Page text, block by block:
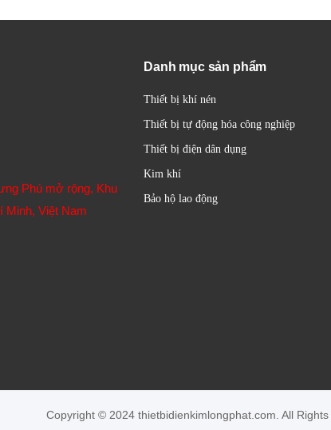
Phú mở rộng, Khu
Minh, Việt Nam
Danh mục sản phẩm
Thiết bị khí nén
Thiết bị tự động hóa công nghiệp
Thiết bị điện dân dụng
Kim khí
Bảo hộ lao động
Copyright © 2024 thietbidienkimlongphat.com. All Rights